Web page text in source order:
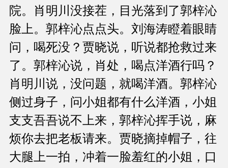
院。肖明川没接茬，目光落到了郭梓沁
脸上。郭梓沁点点头。刘海涛瞪着眼睛
问，喝死没？贾晓说，听说都抢救过来
了。郭梓沁说，肖处，喝点洋酒行吗？
肖明川说，没问题，就喝洋酒。郭梓沁
侧过身子，问小姐都有什么洋酒，小姐
支支吾吾说不上来，郭梓沁挥手说，麻
烦你去把老板请来。贾晓摘掉帽子，往
大腿上一拍，冲着一脸羞红的小姐，口